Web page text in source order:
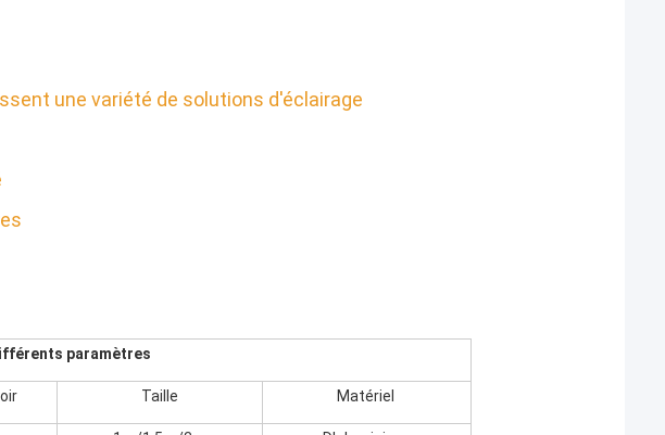
une variété de solutions d'éclairage
paramètres
Taille Matériel